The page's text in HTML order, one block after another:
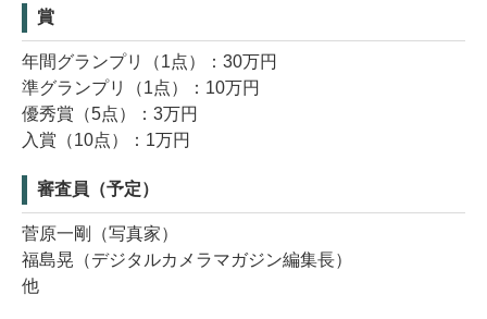
賞
年間グランプリ（1点）：30万円
準グランプリ（1点）：10万円
優秀賞（5点）：3万円
入賞（10点）：1万円
審査員（予定）
菅原一剛（写真家）
福島晃（デジタルカメラマガジン編集長）
他